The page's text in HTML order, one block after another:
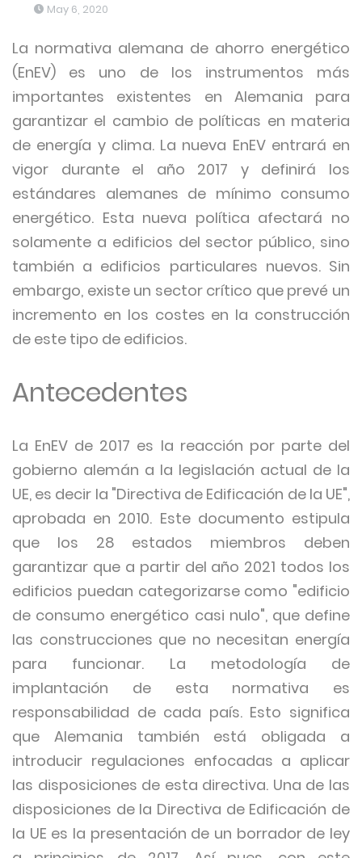
May 6, 2020
La normativa alemana de ahorro energético
(EnEV) es uno de los instrumentos más
importantes existentes en Alemania para
garantizar el cambio de políticas en materia
de energía y clima. La nueva EnEV entrará en
vigor durante el año 2017 y definirá los
estándares alemanes de mínimo consumo
energético. Esta nueva política afectará no
solamente a edificios del sector público, sino
también a edificios particulares nuevos. Sin
embargo, existe un sector crítico que prevé un
incremento en los costes en la construcción
de este tipo de edificios.
Antecedentes
La EnEV de 2017 es la reacción por parte del
gobierno alemán a la legislación actual de la
UE, es decir la "Directiva de Edificación de la UE",
aprobada en 2010. Este documento estipula
que los 28 estados miembros deben
garantizar que a partir del año 2021 todos los
edificios puedan categorizarse como "edificio
de consumo energético casi nulo", que define
las construcciones que no necesitan energía
para funcionar. La metodología de
implantación de esta normativa es
responsabilidad de cada país. Esto significa
que Alemania también está obligada a
introducir regulaciones enfocadas a aplicar
las disposiciones de esta directiva. Una de las
disposiciones de la Directiva de Edificación de
la UE es la presentación de un borrador de ley